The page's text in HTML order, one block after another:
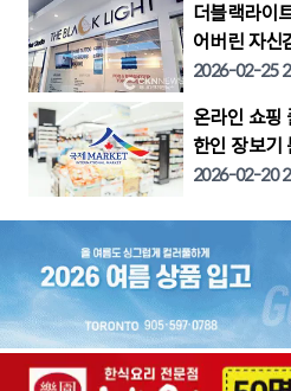
더블랙라이
어버린 자신
2026-02-25
온라인 쇼핑
한인 장보기
2026-02-20